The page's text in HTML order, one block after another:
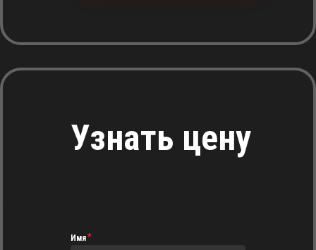
Узнать цену
Имя